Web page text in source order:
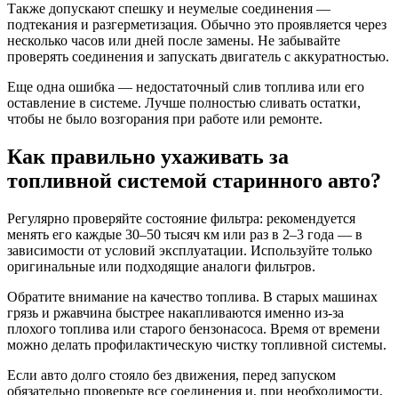
Также допускают спешку и неумелые соединения —
подтекания и разгерметизация. Обычно это проявляется через
несколько часов или дней после замены. Не забывайте
проверять соединения и запускать двигатель с аккуратностью.
Еще одна ошибка — недостаточный слив топлива или его
оставление в системе. Лучше полностью сливать остатки,
чтобы не было возгорания при работе или ремонте.
Как правильно ухаживать за
топливной системой старинного авто?
Регулярно проверяйте состояние фильтра: рекомендуется
менять его каждые 30–50 тысяч км или раз в 2–3 года — в
зависимости от условий эксплуатации. Используйте только
оригинальные или подходящие аналоги фильтров.
Обратите внимание на качество топлива. В старых машинах
грязь и ржавчина быстрее накапливаются именно из-за
плохого топлива или старого бензонасоса. Время от времени
можно делать профилактическую чистку топливной системы.
Если авто долго стояло без движения, перед запуском
обязательно проверьте все соединения и, при необходимости,